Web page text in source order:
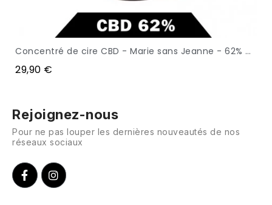
APERÇU Concentré de cire CBD - Marie sans Jeanne - 62% CBD
29,90 €
Rejoignez-nous
Pour ne pas louper les dernières nouveautés de nos
réseaux sociaux